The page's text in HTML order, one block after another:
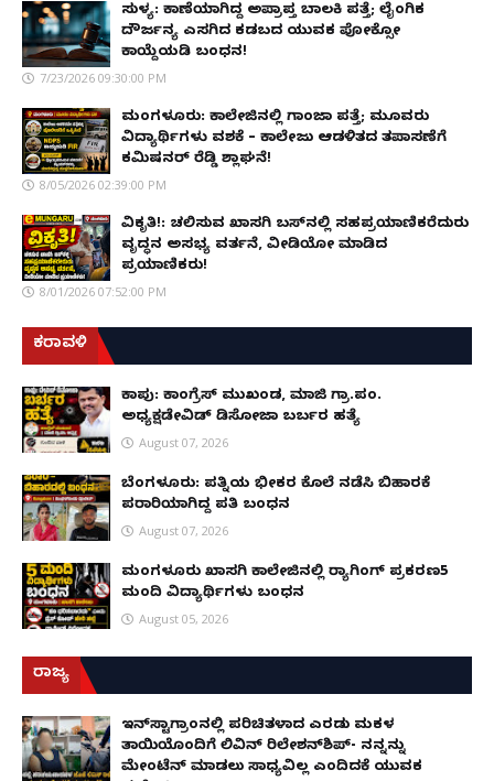
ಸುಳ್ಯ: ಕಾಣೆಯಾಗಿದ್ದ ಅಪ್ರಾಪ್ತ ಬಾಲಕಿ ಪತ್ತೆ; ಲೈಂಗಿಕ
ದೌರ್ಜನ್ಯ ಎಸಗಿದ ಕಡಬದ ಯುವಕ ಪೋಕ್ಸೋ
ಕಾಯ್ದೆಯಡಿ ಬಂಧನ!
7/23/2026 09:30:00 PM
ಮಂಗಳೂರು: ಕಾಲೇಜಿನಲ್ಲಿ ಗಾಂಜಾ ಪತ್ತೆ; ಮೂವರು
ವಿದ್ಯಾರ್ಥಿಗಳು ವಶಕ್ಕೆ – ಕಾಲೇಜು ಆಡಳಿತದ ತಪಾಸಣೆಗೆ
ಕಮಿಷನರ್ ರೆಡ್ಡಿ ಶ್ಲಾಘನೆ!
8/05/2026 02:39:00 PM
ವಿಕೃತಿ!: ಚಲಿಸುವ ಖಾಸಗಿ ಬಸ್‌ನಲ್ಲಿ ಸಹಪ್ರಯಾಣಿಕರೆದುರು
ವೃದ್ಧನ ಅಸಭ್ಯ ವರ್ತನೆ, ವೀಡಿಯೋ ಮಾಡಿದ
ಪ್ರಯಾಣಿಕರು!
8/01/2026 07:52:00 PM
ಕರಾವಳಿ
ಕಾಪು: ಕಾಂಗ್ರೆಸ್ ಮುಖಂಡ, ಮಾಜಿ ಗ್ರಾ.ಪಂ.
ಅಧ್ಯಕ್ಷಡೇವಿಡ್ ಡಿಸೋಜಾ ಬರ್ಬರ ಹತ್ಯೆ
August 07, 2026
ಬೆಂಗಳೂರು: ಪತ್ನಿಯ ಭೀಕರ ಕೊಲೆ ನಡೆಸಿ ಬಿಹಾರಕ್ಕೆ
ಪರಾರಿಯಾಗಿದ್ದ ಪತಿ ಬಂಧನ
August 07, 2026
ಮಂಗಳೂರು ಖಾಸಗಿ ಕಾಲೇಜಿನಲ್ಲಿ ರ‌್ಯಾಗಿಂಗ್ ಪ್ರಕರಣ5
ಮಂದಿ ವಿದ್ಯಾರ್ಥಿಗಳು ಬಂಧನ
August 05, 2026
ರಾಜ್ಯ
ಇನ್​ಸ್ಟಾಗ್ರಾಂನಲ್ಲಿ ಪರಿಚಿತಳಾದ ಎರಡು ಮಕ್ಕಳ
ತಾಯಿಯೊಂದಿಗೆ ಲಿವಿನ್ ರಿಲೇಶನ್​ಶಿಪ್- ನನ್ನನ್ನು
ಮೇಂಟೆನ್ ಮಾಡಲು ಸಾಧ್ಯವಿಲ್ಲ ಎಂದಿದಕ್ಕೆ ಯುವಕ